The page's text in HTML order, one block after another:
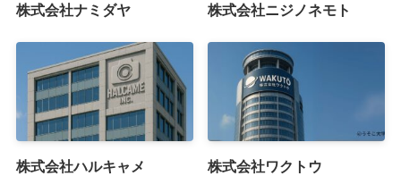
株式会社ナミダヤ 株式会社ニジノネモト
株式会社ハルキャメ 株式会社ワクトウ